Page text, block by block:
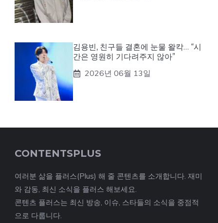
김용빈, 친구들 결혼에 눈물 왈칵… “시
간은 영원히 기다려주지 않아”
2026년 06월 13일
CONTENTSPLUS
여러분 삶을 플러스(Plus) 해 줄 콘텐츠를 소개합니다. 재미
와 감동, 최신 소식을 플러스 해보세요.
콘텐츠 플러스는 최신 방송, 이슈, 스타들의 소식을 중점적
으로 다룹니다.